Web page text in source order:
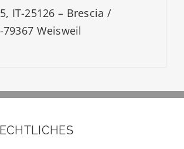
IT-25126 – Brescia /
Weisweil